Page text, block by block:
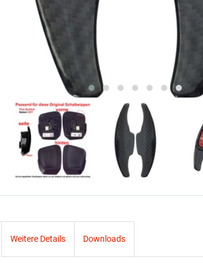
Weitere Details Downloads